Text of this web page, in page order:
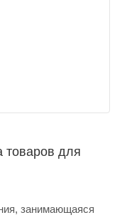
товаров для
занимающаяся